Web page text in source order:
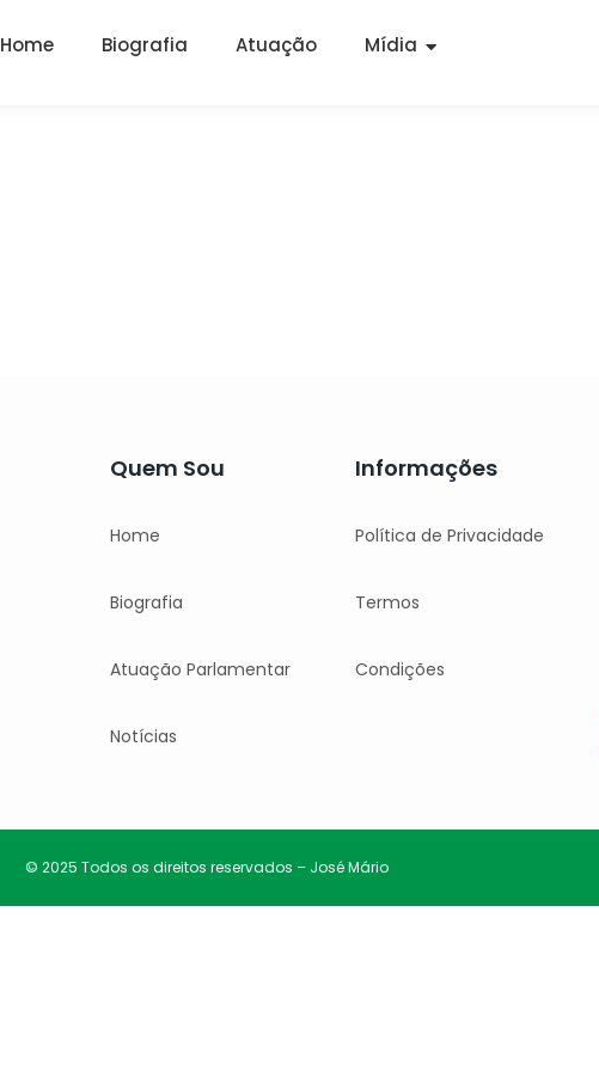
Home Biografia Atuação Mídia
Quem Sou
Home
Biografia
Atuação Parlamentar
Notícias
Informações
Política de Privacidade
Termos
Condições
© 2025 Todos os direitos reservados – José Mário